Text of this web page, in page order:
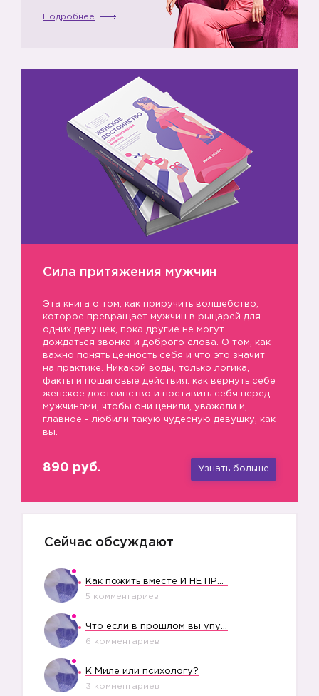
Подробнее
Сила притяжения мужчин
Эта книга о том, как приручить волшебство,
которое превращает мужчин в рыцарей для
одних девушек, пока другие не могут
дождаться звонка и доброго слова. О том, как
важно понять ценность себя и что это значит
на практике. Никакой воды, только логика,
факты и пошаговые действия: как вернуть себе
женское достоинство и поставить себя перед
мужчинами, чтобы они ценили, уважали и,
главное - любили такую чудесную девушку, как
вы.
890 руб. Узнать больше
Сейчас обсуждают
5 комментариев
6 комментариев
К Миле или психологу?
3 комментариев